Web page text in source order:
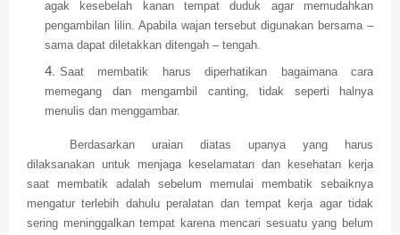
agak kesebelah kanan tempat duduk agar memudahkan
pengambilan lilin. Apabila wajan tersebut digunakan bersama –
sama dapat diletakkan ditengah – tengah.
Saat membatik harus diperhatikan bagaimana cara
memegang dan mengambil canting, tidak seperti halnya
menulis dan menggambar.
Berdasarkan uraian diatas upanya yang harus
dilaksanakan untuk menjaga keselamatan dan kesehatan kerja
saat membatik adalah sebelum memulai membatik sebaiknya
mengatur terlebih dahulu peralatan dan tempat kerja agar tidak
sering meninggalkan tempat karena mencari sesuatu yang belum